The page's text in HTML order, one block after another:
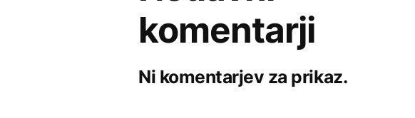
komentarji
Ni komentarjev za prikaz.